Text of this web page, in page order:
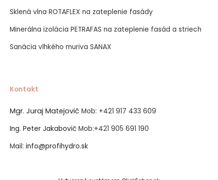
Sklená vlna ROTAFLEX na zateplenie fasády
Minerálna izolácia PETRAFAS na zateplenie fasád a striech
Sanácia vlhkého muriva SANAX
Kontakt
Mgr. Juraj Matejovič Mob: +421 917 433 609
Ing. Peter Jakabovič Mob:+421 905 691 190
Mail: info@profihydro.sk